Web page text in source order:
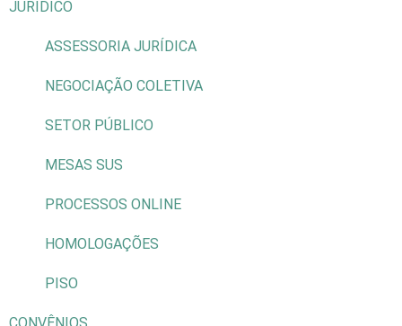
JURÍDICO
ASSESSORIA JURÍDICA
NEGOCIAÇÃO COLETIVA
SETOR PÚBLICO
MESAS SUS
PROCESSOS ONLINE
HOMOLOGAÇÕES
PISO